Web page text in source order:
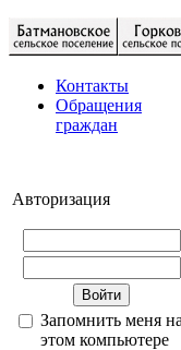
Контакты
Обращения
граждан
Авторизация
Запомнить меня на
этом компьютере